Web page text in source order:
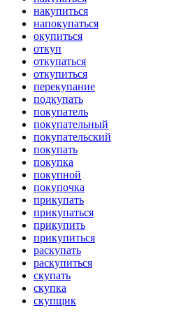
накупиться
напокупаться
окупиться
откуп
откупаться
откупиться
перекупание
подкупать
покупатель
покупательный
покупательский
покупать
покупка
покупной
покупочка
прикупать
прикупаться
прикупить
прикупиться
раскупать
раскупиться
скупать
скупка
скупщик